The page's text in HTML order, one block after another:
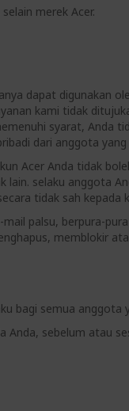
merek Acer.
dapat digunakan
kami tidak
syarat, Anda
dari anggota
Acer Anda tidak
lain. selaku anggota
tidak sah kepada
palsu, berpura-
memblokir
bagi semua
Anda, sebelum atau